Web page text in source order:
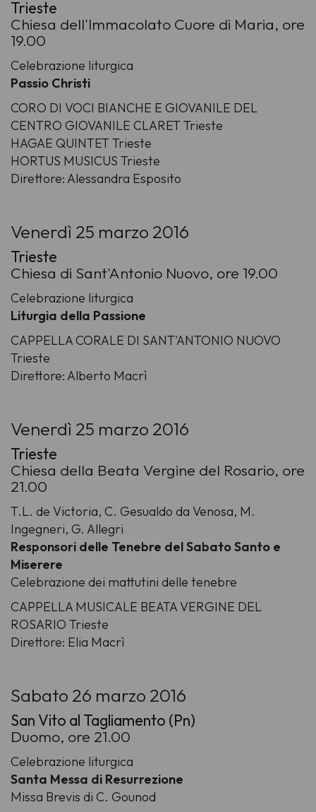
Trieste
Chiesa dell'Immacolato Cuore di Maria, ore
19.00
Celebrazione liturgica
Passio Christi
CORO DI VOCI BIANCHE E GIOVANILE DEL
CENTRO GIOVANILE CLARET Trieste
HAGAE QUINTET Trieste
HORTUS MUSICUS Trieste
Direttore: Alessandra Esposito
Venerdì 25 marzo 2016
Trieste
Chiesa di Sant'Antonio Nuovo, ore 19.00
Celebrazione liturgica
Liturgia della Passione
CAPPELLA CORALE DI SANT'ANTONIO NUOVO
Trieste
Direttore: Alberto Macrì
Venerdì 25 marzo 2016
Trieste
Chiesa della Beata Vergine del Rosario, ore
21.00
T.L. de Victoria, C. Gesualdo da Venosa, M.
Ingegneri, G. Allegri
Responsori delle Tenebre del Sabato Santo e
Miserere
Celebrazione dei mattutini delle tenebre
CAPPELLA MUSICALE BEATA VERGINE DEL
ROSARIO Trieste
Direttore: Elia Macrì
Sabato 26 marzo 2016
San Vito al Tagliamento (Pn)
Duomo, ore 21.00
Celebrazione liturgica
Santa Messa di Resurrezione
Missa Brevis di C. Gounod